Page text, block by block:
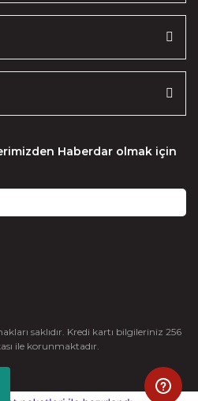
Haberdar olmak için
saklıdır. Kredi kartı bilgileriniz 256
ile korunmaktadır.